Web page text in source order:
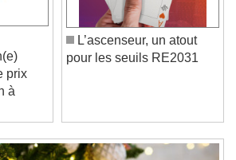
0:00
LIVE
currently behind live
-0:00
L’ascenseur, un atout